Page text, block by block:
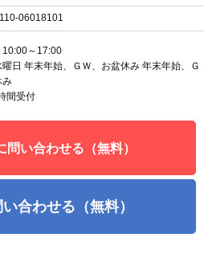
06018101
10:00～17:00
日 年末年始、ＧＷ、お盆休み 年末年始、Ｇ
み
間受付
問い合わせる（無料）
合わせる（無料）